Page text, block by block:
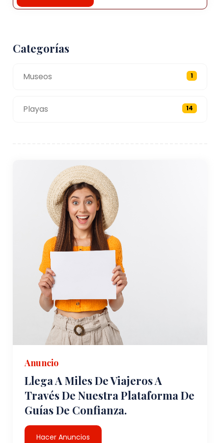
Categorías
Museos 1
Playas 14
Anuncio
Llega A Miles De Viajeros A
Través De Nuestra Plataforma De
Guías De Confianza.
Hacer Anuncios